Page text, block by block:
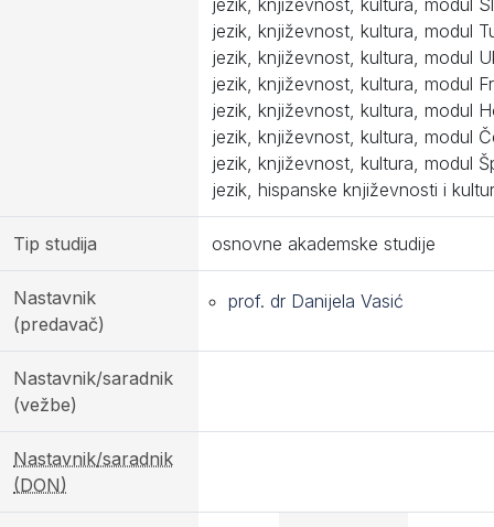
jezik, književnost, kultura, modul
jezik, književnost, kultura, modul
jezik, književnost, kultura, modul
jezik, književnost, kultura, modul
jezik, književnost, kultura, modul
jezik, književnost, kultura, modul
jezik, književnost, kultura, modul
jezik, hispanske književnosti i
Tip studija osnovne akademske studije
Nastavnik
(predavač)
prof. dr Danijela Vasić
Nastavnik/saradnik
(vežbe)
Nastavnik/saradnik
(DON)